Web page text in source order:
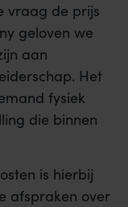
vraag de prijs
geloven we
aan
Het
fysiek
die binnen
is hierbij
afspraken over